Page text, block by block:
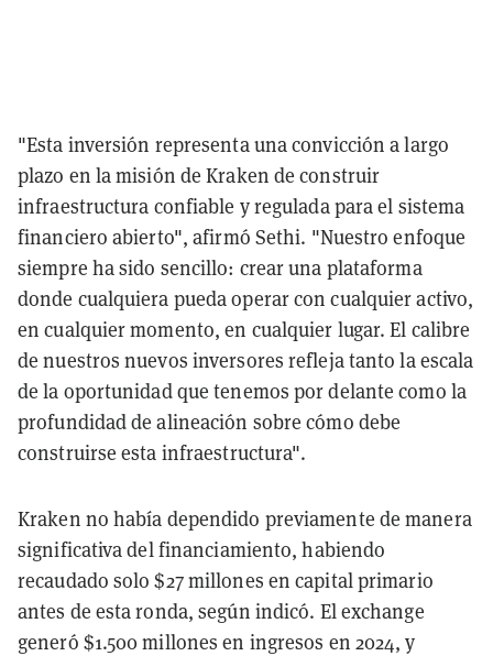
"Esta inversión representa una convicción a largo
plazo en la misión de Kraken de construir
infraestructura confiable y regulada para el sistema
financiero abierto", afirmó Sethi. "Nuestro enfoque
siempre ha sido sencillo: crear una plataforma
donde cualquiera pueda operar con cualquier activo,
en cualquier momento, en cualquier lugar. El calibre
de nuestros nuevos inversores refleja tanto la escala
de la oportunidad que tenemos por delante como la
profundidad de alineación sobre cómo debe
construirse esta infraestructura".
Kraken no había dependido previamente de manera
significativa del financiamiento, habiendo
recaudado solo $27 millones en capital primario
antes de esta ronda, según indicó. El exchange
generó $1.500 millones en ingresos en 2024, y